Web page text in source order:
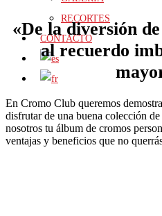
RECORTES
CONTACTO
«De la diversión
al recuerdo
En Cromo Club queremos
disfrutar de una buena colección
nosotros tu álbum de cromos
ventajas y beneficios que no